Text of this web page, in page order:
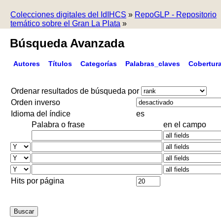
Colecciones digitales del IdIHCS » RepoGLP - Repositorio
temático sobre el Gran La Plata »
Búsqueda Avanzada
Autores Títulos Categorías Palabras_claves
Ordenar resultados de búsqueda por
Orden inverso
Idioma del índice
es
Palabra o frase
en el campo
Hits por página